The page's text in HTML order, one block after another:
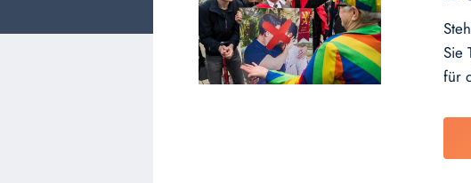
Sie
für